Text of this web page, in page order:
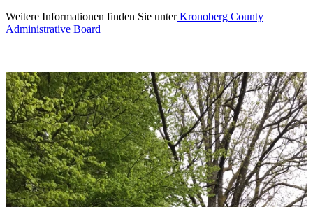
Weitere Informationen finden Sie unterKronoberg County
Administrative Board
Bildergalerie